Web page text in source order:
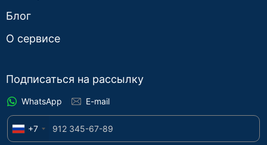
Блог
О сервисе
Подписаться на рассылку
WhatsApp E-mail
+7